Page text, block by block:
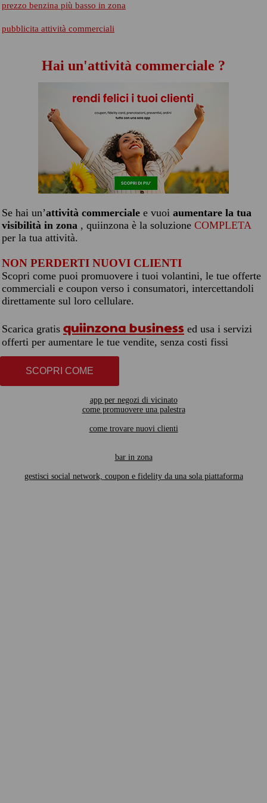
prezzo benzina più basso in zona
pubblicita attività commerciali
Hai un'attività commerciale ?
Se hai un’attività commerciale e vuoi aumentare la tua
visibilità in zona , quiinzona è la soluzione COMPLETA
per la tua attività.
NON PERDERTI NUOVI CLIENTI
Scopri come puoi promuovere i tuoi volantini, le tue offerte
commerciali e coupon verso i consumatori, intercettandoli
direttamente sul loro cellulare.
Scarica gratis quiinzona business ed usa i servizi
offerti per aumentare le tue vendite, senza costi fissi
SCOPRI COME
app per negozi di vicinato
come promuovere una palestra
come trovare nuovi clienti
bar in zona
gestisci social network, coupon e fidelity da una sola piattaforma